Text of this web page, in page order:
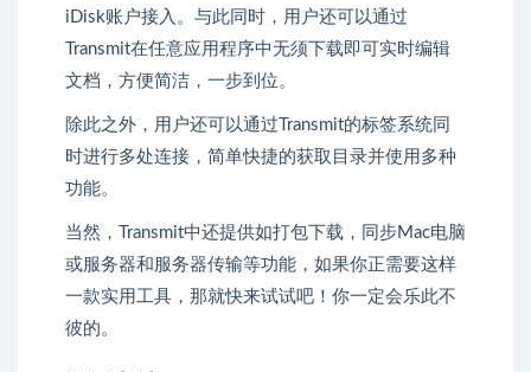
iDisk账户接入。与此同时，用户还可以通过
Transmit在任意应用程序中无须下载即可实时编辑
文档，方便简洁，一步到位。
除此之外，用户还可以通过Transmit的标签系统同
时进行多处连接，简单快捷的获取目录并使用多种
功能。
当然，Transmit中还提供如打包下载，同步Mac电脑
或服务器和服务器传输等功能，如果你正需要这样
一款实用工具，那就快来试试吧！你一定会乐此不
彼的。